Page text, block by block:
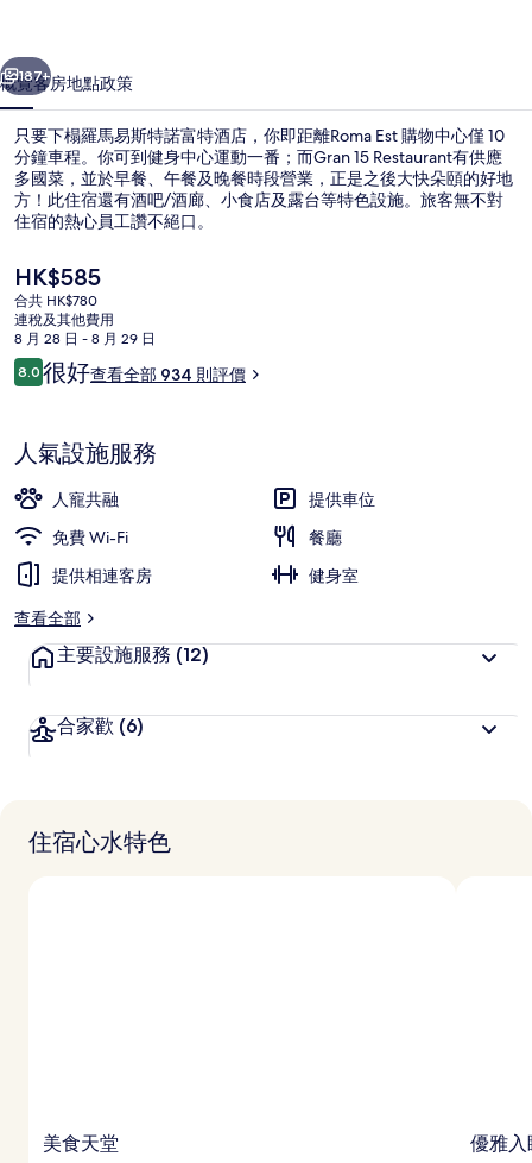
特
酒
店
相
片
集
個 下一個
187+
概覽客房地點政策
只要下榻羅馬易斯特諾富特酒店，你即距離Roma Est 購物中心僅 10
分鐘車程。你可到健身中心運動一番；而Gran 15 Restaurant有供應
多國菜，並於早餐、午餐及晚餐時段營業，正是之後大快朵頤的好地
方！此住宿還有酒吧/酒廊、小食店及露台等特色設施。旅客無不對
住宿的熱心員工讚不絕口。
現
價
HK$585
HK$585
合共 HK$780
連稅及其他費用
8 月 28 日 - 8 月 29 日
評
價
8.08.0 分，滿分 10 分，
很好查看全部 934 則評價
人氣設施服務
人寵共融
提供車位
免費 Wi-Fi
餐廳
提供相連客房
健身室
查看全部
主要設施服務 (12)
合家歡 (6)
住宿心水特色
美食天堂 優雅入